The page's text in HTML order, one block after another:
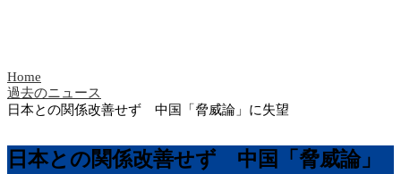
Home
過去のニュース
日本との関係改善せず 中国「脅威論」に失望
日本との関係改善せず 中国「脅威論」